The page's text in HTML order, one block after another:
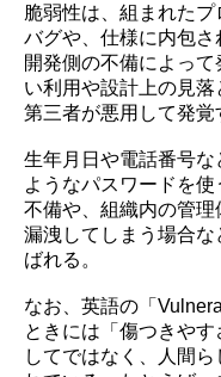
脆弱性は、組まれた
バグや、仕様に内包さ
開発側の不備によっ
い利用や設計上の見
第三者が悪用して発覚
生年月日や電話番号な
ようなパスワードを
不備や、組織内の管
漏洩してしまう場合
ばれる。
なお、英語の「
ときには「傷つきや
してではなく、人間